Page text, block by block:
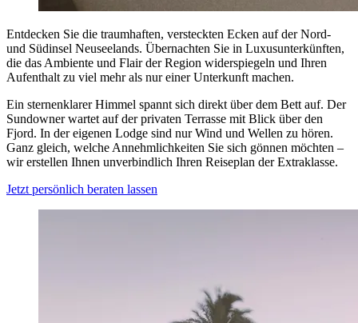
Entdecken Sie die traumhaften, versteckten Ecken auf der Nord-
und Südinsel Neuseelands. Übernachten Sie in Luxusunterkünften,
die das Ambiente und Flair der Region widerspiegeln und Ihren
Aufenthalt zu viel mehr als nur einer Unterkunft machen.
Ein sternenklarer Himmel spannt sich direkt über dem Bett auf. Der
Sundowner wartet auf der privaten Terrasse mit Blick über den
Fjord. In der eigenen Lodge sind nur Wind und Wellen zu hören.
Ganz gleich, welche Annehmlichkeiten Sie sich gönnen möchten –
wir erstellen Ihnen unverbindlich Ihren Reiseplan der Extraklasse.
Jetzt persönlich beraten lassen